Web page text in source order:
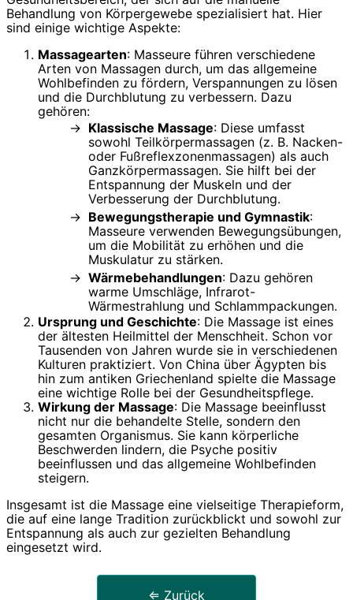
Behandlung von Körpergewebe spezialisiert hat. Hier
sind einige wichtige Aspekte:
Massagearten: Masseure führen verschiedene
Arten von Massagen durch, um das allgemeine
Wohlbefinden zu fördern, Verspannungen zu lösen
und die Durchblutung zu verbessern. Dazu
gehören:
Klassische Massage: Diese umfasst
sowohl Teilkörpermassagen (z. B. Nacken-
oder Fußreflexzonenmassagen) als auch
Ganzkörpermassagen. Sie hilft bei der
Entspannung der Muskeln und der
Verbesserung der Durchblutung.
Bewegungstherapie und Gymnastik:
Masseure verwenden Bewegungsübungen,
um die Mobilität zu erhöhen und die
Muskulatur zu stärken.
Wärmebehandlungen: Dazu gehören
warme Umschläge, Infrarot-
Wärmestrahlung und Schlammpackungen.
Ursprung und Geschichte: Die Massage ist eines
der ältesten Heilmittel der Menschheit. Schon vor
Tausenden von Jahren wurde sie in verschiedenen
Kulturen praktiziert. Von China über Ägypten bis
hin zum antiken Griechenland spielte die Massage
eine wichtige Rolle bei der Gesundheitspflege.
Wirkung der Massage: Die Massage beeinflusst
nicht nur die behandelte Stelle, sondern den
gesamten Organismus. Sie kann körperliche
Beschwerden lindern, die Psyche positiv
beeinflussen und das allgemeine Wohlbefinden
steigern.
Insgesamt ist die Massage eine vielseitige Therapieform,
die auf eine lange Tradition zurückblickt und sowohl zur
Entspannung als auch zur gezielten Behandlung
eingesetzt wird.
⇐ Zurück